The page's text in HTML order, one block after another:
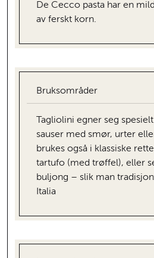
De Cecco pasta har en
av ferskt korn.
Bruksområder
Tagliolini egner seg
sauser med smør, urter
brukes også i klassiske
tartufo (med trøffel), eller
buljong – slik man
Italia